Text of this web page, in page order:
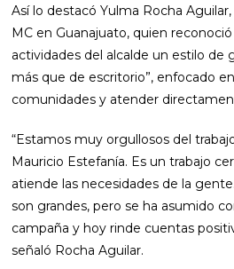
Así lo destacó Yulma Rocha
MC en Guanajuato, quien
actividades del alcalde un estilo de
más que de escritorio”, enfocado
comunidades y atender
“Estamos muy orgullosos del
Mauricio Estefanía. Es un trabajo
atiende las necesidades de la
son grandes, pero se ha asumido
campaña y hoy rinde cuentas
señaló Rocha Aguilar.